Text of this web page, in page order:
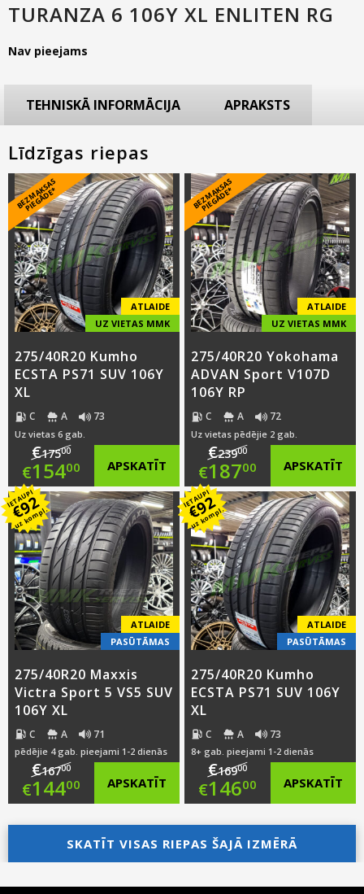
TURANZA 6 106Y XL ENLITEN RG
Nav pieejams
TEHNISKĀ INFORMĀCIJA APRAKSTS
Līdzīgas riepas
B
E
Z
M
A
K
S
A
S
PI
E
G
Ā
D
E
*
ATLAIDE
UZ VIETAS MMK
275/40R20 Kumho
ECSTA PS71 SUV 106Y
XL
C A 73
Uz vietas 6 gab.
€17500
Original
price
was:
€175.00.
€15400
Current
price
is:
€154.00.
APSKATĪT
B
E
Z
M
A
K
S
A
S
PI
E
G
Ā
D
E
*
ATLAIDE
UZ VIETAS MMK
275/40R20 Yokohama
ADVAN Sport V107D
106Y RP
C A 72
Uz vietas pēdējie 2 gab.
€23900
Original
price
was:
€239.00.
€18700
Current
price
is:
€187.00.
APSKATĪT
IETAUPI
€92
uz kompl.
ATLAIDE
PASŪTĀMAS
275/40R20 Maxxis
Victra Sport 5 VS5 SUV
106Y XL
C A 71
pēdējie 4 gab. pieejami 1-2 dienās
€16700
Original
price
was:
€167.00.
€14400
Current
price
is:
APSKATĪT
IETAUPI
€92
uz kompl.
ATLAIDE
PASŪTĀMAS
275/40R20 Kumho
ECSTA PS71 SUV 106Y
XL
C A 73
8+ gab. pieejami 1-2 dienās
€16900
Original
price
was:
€169.00.
€14600
Current
price
is:
APSKATĪT
SKATĪT VISAS RIEPAS ŠAJĀ IZMĒRĀ